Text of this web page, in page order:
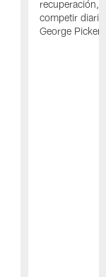
recuperación,
competir
George